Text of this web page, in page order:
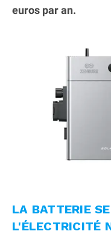
euros par an.
LA BATTERIE
L'ÉLECTRICITÉ